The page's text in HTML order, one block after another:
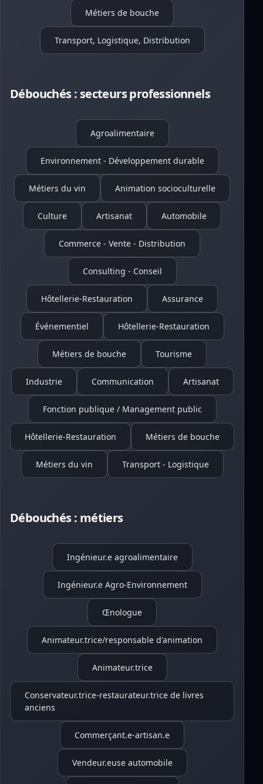
Métiers de bouche
Transport, Logistique, Distribution
Débouchés : secteurs professionnels
Agroalimentaire
Environnement - Développement durable
Métiers du vin Animation socioculturelle
Culture Artisanat Automobile
Commerce - Vente - Distribution
Consulting - Conseil
Hôtellerie-Restauration Assurance
Événementiel Hôtellerie-Restauration
Métiers de bouche Tourisme
Industrie Communication Artisanat
Fonction publique / Management public
Hôtellerie-Restauration Métiers de bouche
Métiers du vin Transport - Logistique
Débouchés : métiers
Ingénieur.e agroalimentaire
Ingénieur.e Agro-Environnement
Œnologue
Animateur.trice/responsable d'animation
Animateur.trice
Conservateur.trice-restaurateur.trice de livres
anciens
Commerçant.e-artisan.e
Vendeur.euse automobile